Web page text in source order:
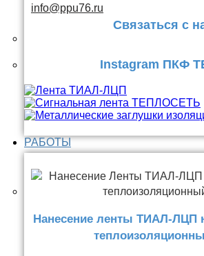
info@ppu76.ru
Связаться с
Instagram ПКФ
РАБОТЫ
Нанесение ленты ТИАЛ-ЛЦП